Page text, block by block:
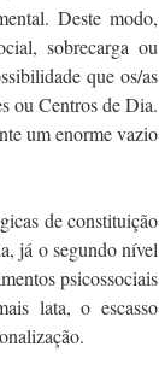
Deste modo,
sobrecarga ou
que os/as
ou Centros de Dia.
um enorme vazio
de constituição
já o segundo nível
psicossociais
lata, o escasso